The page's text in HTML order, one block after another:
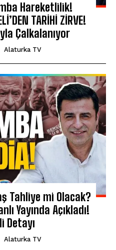
Hareketlilik!
TARİHİ ZİRVE!
Çalkalanıyor
Alaturka TV
Tahliye mi Olacak?
Yayında Açıkladı!
Detayı
Alaturka TV